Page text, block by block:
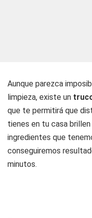
Aunque parezca
limpieza, existe un
que te permitirá que
tienes en tu casa
ingredientes que
conseguiremos
minutos.